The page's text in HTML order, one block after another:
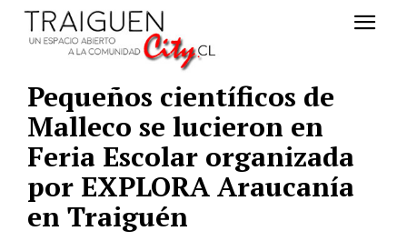
Pequeños científicos de
Malleco se lucieron en
Feria Escolar organizada
por EXPLORA Araucanía
en Traiguén